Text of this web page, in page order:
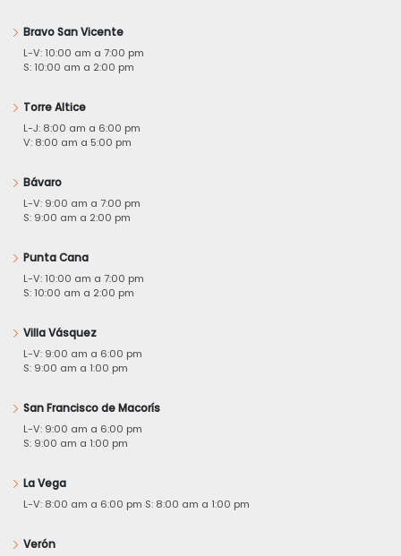
Bravo San Vicente
L-V: 10:00 am a 7:00 pm
S: 10:00 am a 2:00 pm
Torre Altice
L-J: 8:00 am a 6:00 pm
V: 8:00 am a 5:00 pm
Bávaro
L-V: 9:00 am a 7:00 pm
S: 9:00 am a 2:00 pm
Punta Cana
L-V: 10:00 am a 7:00 pm
S: 10:00 am a 2:00 pm
Villa Vásquez
L-V: 9:00 am a 6:00 pm
S: 9:00 am a 1:00 pm
San Francisco de Macorís
L-V: 9:00 am a 6:00 pm
S: 9:00 am a 1:00 pm
La Vega
L-V: 8:00 am a 6:00 pm S: 8:00 am a 1:00 pm
Verón